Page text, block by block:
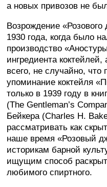
а новых привозов не
Возрождение
1930 года, когда было
производство
ингредиента
всего, не случайно, что
упоминание коктейля
только в 1939 году в
(The Gentleman’s
Бейкера (Charles H.
рассматривать как
наше время «Розовый
историкам барной
ищущим способ
любимого спиртного.